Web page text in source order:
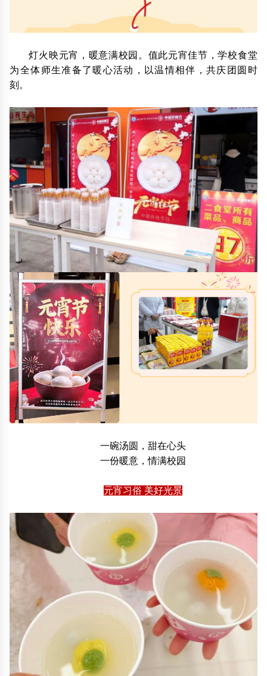
灯火映元宵，暖意满校园。值此元宵佳节，学校食堂
为全体师生准备了暖心活动，以温情相伴，共庆团圆时
刻。
一碗汤圆，甜在心头
一份暖意，情满校园
元宵习俗 美好光景